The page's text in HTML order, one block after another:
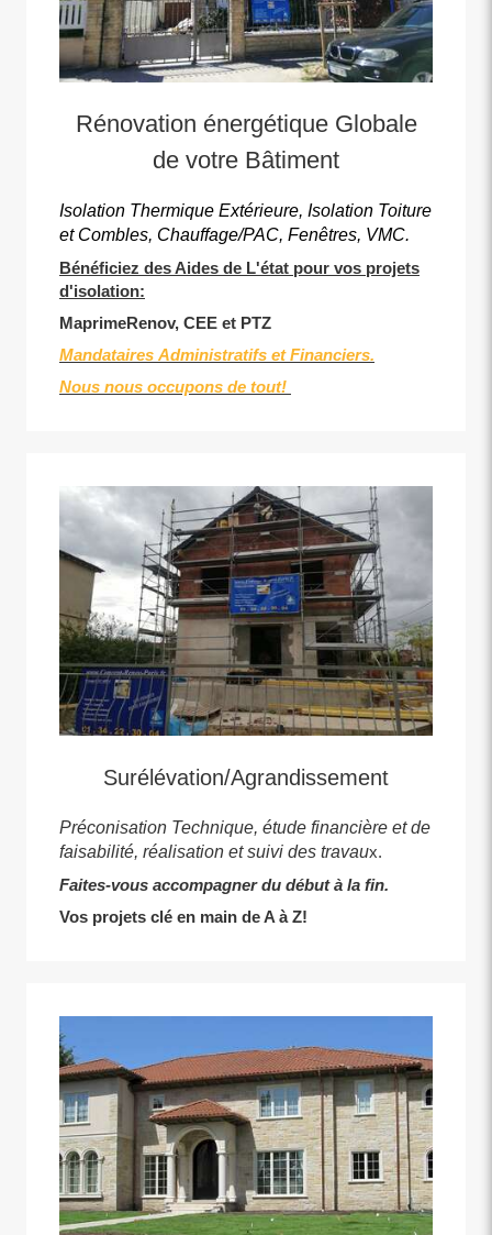
Rénovation énergétique Globale
de votre Bâtiment
Isolation Thermique Extérieure, Isolation Toiture
et Combles, Chauffage/PAC, Fenêtres, VMC.
Bénéficiez des Aides de L'état pour vos projets
d'isolation:
MaprimeRenov, CEE et PTZ
Mandataires Administratifs et Financiers.
Nous nous occupons de tout!
Surélévation/Agrandissement
Préconisation Technique, étude financière et de
faisabilité, réalisation et suivi des travaux.
Faites-vous accompagner du début à la fin.
Vos projets clé en main de A à Z!